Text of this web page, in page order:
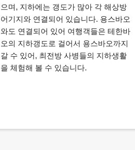
으며, 지하에는 갱도가 많아 각 해상방
어기지와 연결되어 있습니다. 용스바오
와도 연결되어 있어 여행객들은 테한바
오의 지하갱도로 걸어서 용스바오까지
갈 수 있어, 최전방 사병들의 지하생활
을 체험해 볼 수 있습니다.